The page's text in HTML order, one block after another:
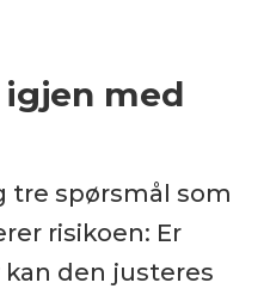
med
tre spørsmål som
risikoen: Er
den justeres